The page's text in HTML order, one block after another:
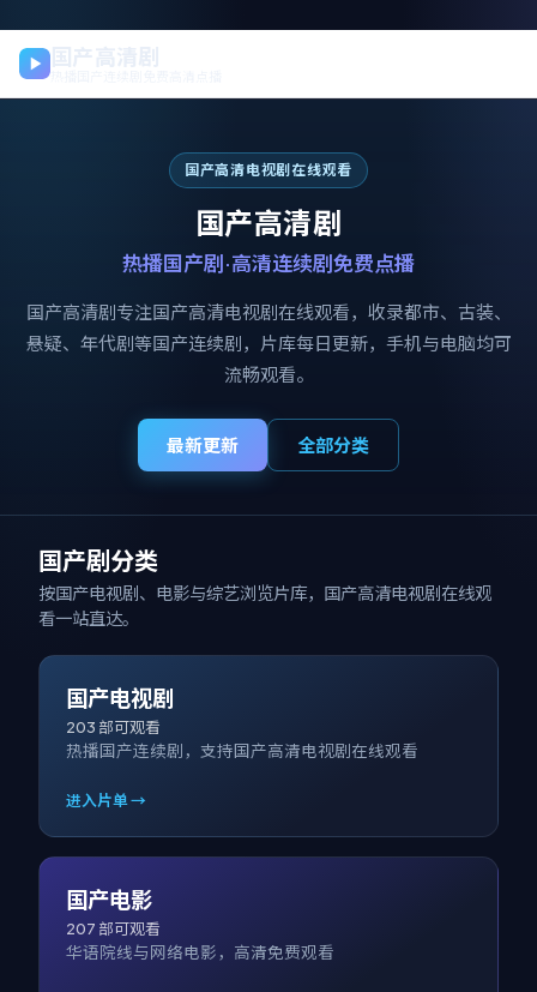
国产高清电视剧在线观看
国产高清剧
热播国产剧·高清连续剧免费点播
国产高清剧专注国产高清电视剧在线观看，收录都市、古装、
悬疑、年代剧等国产连续剧，片库每日更新，手机与电脑均可
流畅观看。
最新更新 全部分类
国产剧分类
按国产电视剧、电影与综艺浏览片库， 国产高清电视剧在线观
看一站直达。
国产电视剧
203 部可观看
热播国产连续剧，支持国产高清电视剧在线观看
进入片单 →
国产电影
207 部可观看
华语院线与网络电影，高清免费观看